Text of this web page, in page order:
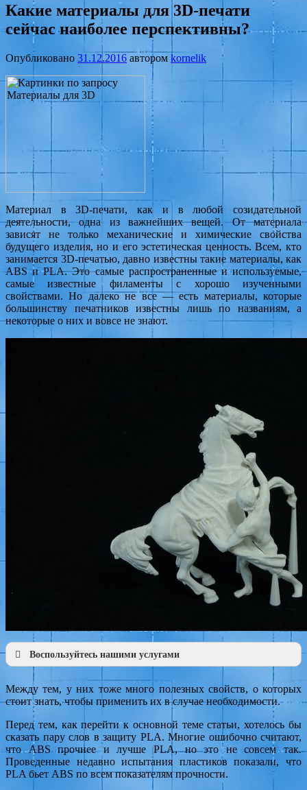
Какие материалы для 3D-печати
сейчас наиболее перспективны?
Опубликовано 31.12.2016 автором kornelik
Материал в 3D-печати, как и в любой созидательной
деятельности, одна из важнейших вещей. От материала
зависят не только механические и химические свойства
будущего изделия, но и его эстетическая ценность. Всем, кто
занимается 3D-печатью, давно известны такие материалы, как
ABS и PLA. Это самые распространенные и используемые,
самые известные филаменты с хорошо изученными
свойствами. Но далеко не все — есть материалы, которые
большинству печатников известны лишь по названиям, а
некоторые о них и вовсе не знают.
Воспользуйтесь нашими услугами
Презентации по направлениям
Инжиниринг
Консалтинг
Металлообработка
Моделирование
Разработки
Между тем, у них тоже много полезных свойств, о которых
стоит знать, чтобы применить их в случае необходимости.
Перед тем, как перейти к основной теме статьи, хотелось бы
сказать пару слов в защиту PLA. Многие ошибочно считают,
что ABS прочнее и лучше PLA, но это не совсем так.
Проведенные недавно испытания пластиков показали, что
PLA бьет ABS по всем показателям прочности.